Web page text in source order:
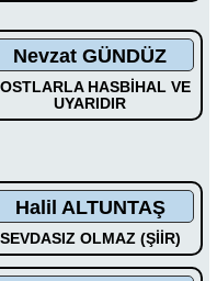
Nevzat GÜNDÜZ
HASBİHAL VE
UYARIDIR
Halil ALTUNTAŞ
SEVDASIZ OLMAZ (ŞİİR)